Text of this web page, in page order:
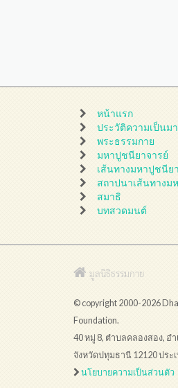
หน้าแรก
ประวัติความเป็นมา
พระธรรมกาย
มหาปูชนียาจารย์
เส้นทางมหาปูชนีย
สถาปนาเส้นทางม
สมาธิ
บทสวดมนต์
มูลนิธิธรรมกาย
© copyright 2000-2026
Foundation.
40 หมู่ 8, ตำบลคลองสอง, อ
จังหวัดปทุมธานี 12120 ประ
นโยบายความเป็นส่วนตัว